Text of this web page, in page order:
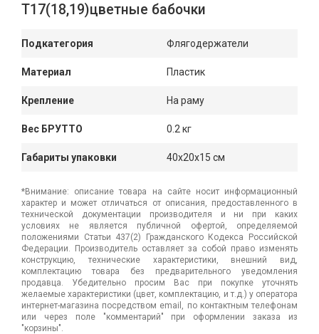
Т17(18,19)цветные бабочки
Подкатегория Флягодержатели
Материал Пластик
Крепление На раму
Вес БРУТТО 0.2 кг
Габариты упаковки 40x20x15 см
*Внимание: описание товара на сайте носит информационный
характер и может отличаться от описания, предоставленного в
технической документации производителя и ни при каких
условиях не является публичной офертой, определяемой
положениями Статьи 437(2) Гражданского Кодекса Российской
Федерации. Производитель оставляет за собой право изменять
конструкцию, технические характеристики, внешний вид,
комплектацию товара без предварительного уведомления
продавца. Убедительно просим Вас при покупке уточнять
желаемые характеристики (цвет, комплектацию, и т.д.) у оператора
интернет-магазина посредством email, по контактным телефонам
или через поле "комментарий" при оформлении заказа из
"корзины".